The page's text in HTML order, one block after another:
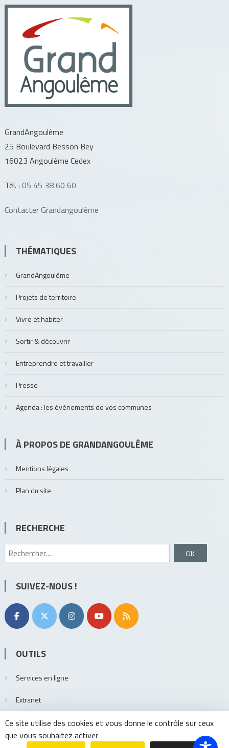
GrandAngoulême
25 Boulevard Besson Bey
16023 Angoulême Cedex
Tél. : 05 45 38 60 60
Contacter Grandangoulême
THÉMATIQUES
GrandAngoulême
Projets de territoire
Vivre et habiter
Sortir & découvrir
Entreprendre et travailler
Presse
Agenda : les évènements de vos communes
À PROPOS DE GRANDANGOULÊME
Mentions légales
Plan du site
RECHERCHE
Rechercher :
SUIVEZ-NOUS !
OUTILS
Services en ligne
Extranet
Ce site utilise des cookies et vous donne le contrôle sur ceux
que vous souhaitez activer